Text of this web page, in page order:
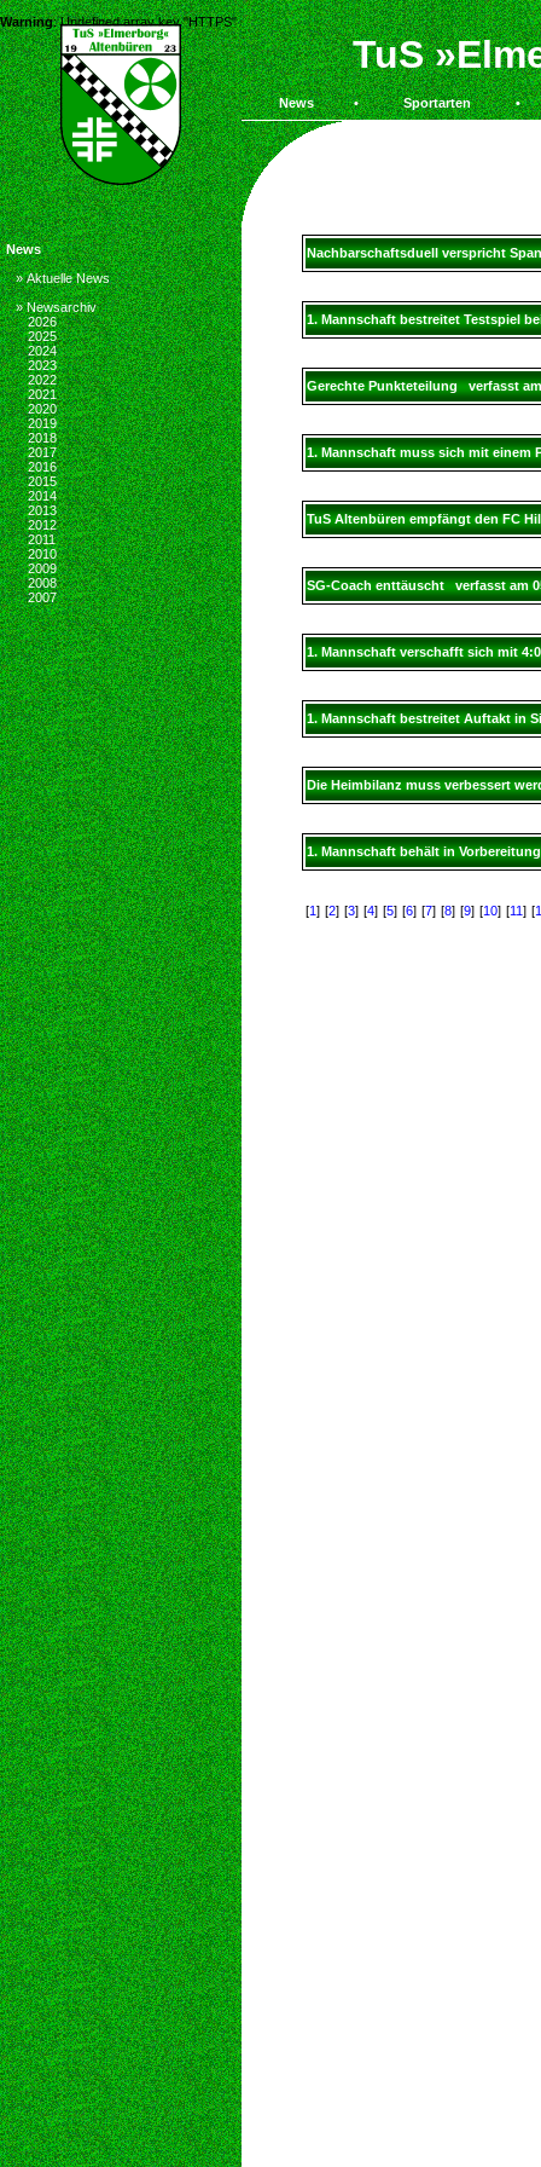
Warning: Undefined array key "HTTPS" in/homepages/29/d66742191/htdocs/tus-
News
» Aktuelle News
» Newsarchiv
2026
2025
2024
2023
2022
2021
2020
2019
2018
2017
2016
2015
2014
2013
2012
2011
2010
2009
2008
2007
TuS
News • Sportarten •
Nachbarschaftsduell verspricht
1. Mannschaft bestreitet Testspiel
Gerechte Punkteteilung verfasst
1. Mannschaft muss sich mit einem
TuS Altenbüren empfängt den FC
SG-Coach enttäuscht verfasst am
1. Mannschaft verschafft sich mit
1. Mannschaft bestreitet Auftakt in
Die Heimbilanz muss verbessert
1. Mannschaft behält in
[1 ] [2] [3] [4] [5] [6] [7] [8] [9] [10] [11 ] [